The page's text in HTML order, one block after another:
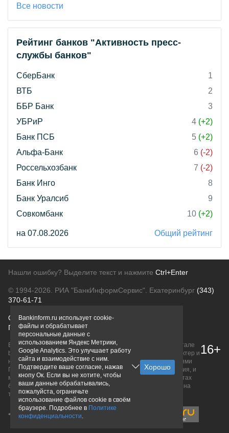
Все новости
Рейтинг банков "Активность пресс-
службы банков"
СберБанк
1
ВТБ
2
ББР Банк
3
УБРиР
4 (+2)
Банк ПСБ
5 (+2)
Альфа-Банк
6 (-2)
Россельхозбанк
7 (-2)
Банк Инго
8
Банк Уралсиб
9
Совкомбанк
10 (+2)
на 07.08.2026 Общий рейтинг
Нашли ошибку? Выделите текст и нажмите Ctrl+Enter
© 1994-2026. РИА "БанкИнформСервис". Екатеринбург (343)
370-61-71
О проектеПолитика конфиденциальности
Правовая информацияДля рекламодателей
Вся информация о продуктах банков, размещенная на портале
bankinform.ru, носит исключительно ознакомительный характер и
не является публичной офертой, определяемой положениями
ГК РФ. Информация не содержит точного и полного описания, и
может быть изменена. Конечные условия уточняйте на сайтах
банков или при личном обращении. Исключительное право на
товарные знаки принадлежит их правообладателям.
16+
Bankinform.ru использует cookie-
файлы и обрабатывает
персональные данные с
использованием Яндекс Метрики,
Google Analytics. Это улучшает работу
сайта и взаимодействие с ним.
Подтвердите ваше согласие, нажав
кнопу Ок. Если вы не хотите, чтобы
ваши данные обрабатывались,
пожалуйста, ограничьте
использование файлов cookie в своём
браузере. Подробнее в Политике
конфиденциальности.